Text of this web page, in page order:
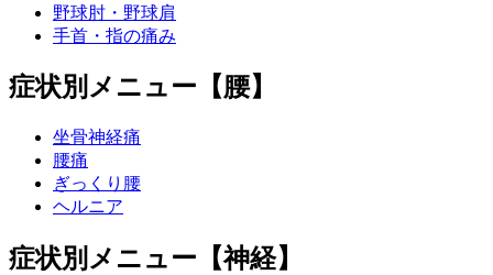
野球肘・野球肩
手首・指の痛み
症状別メニュー【腰】
坐骨神経痛
腰痛
ぎっくり腰
ヘルニア
症状別メニュー【神経】